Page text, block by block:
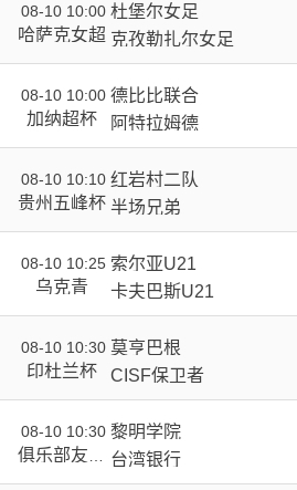
08-10 10:00
哈萨克女超
杜堡尔女足
克孜勒扎尔女足
08-10 10:00
加纳超杯
德比比联合
阿特拉姆德
08-10 10:10
贵州五峰杯
红岩村二队
半场兄弟
08-10 10:25
乌克青
索尔亚U21
卡夫巴斯U21
08-10 10:30
印杜兰杯
莫亨巴根
CISF保卫者
08-10 10:30
俱乐部友谊
赛
黎明学院
台湾银行